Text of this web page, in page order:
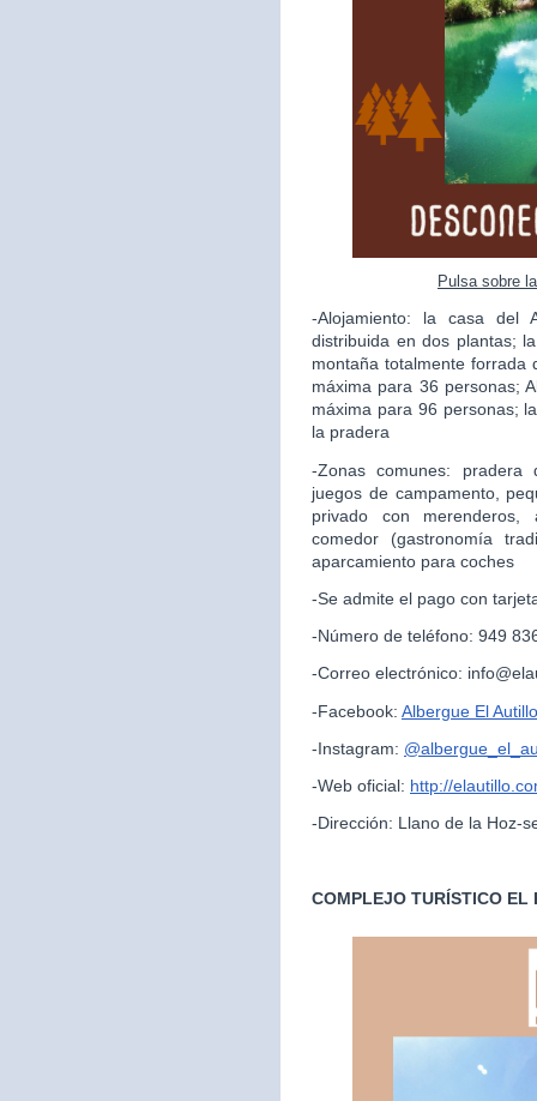
Pulsa sobre
-Alojamiento: la casa del
distribuida en dos plantas;
montaña totalmente forrada
máxima para 36 personas;
máxima para 96 personas;
la pradera
-Zonas comunes: pradera
juegos de campamento,
privado con merenderos,
comedor (gastronomía
aparcamiento para coches
-Se admite el pago con
-Número de teléfono: 949
-Correo electrónico:
-Facebook: Albergue El Autillo
-Instagram:
-Web oficial: http://
-Dirección: Llano de la Hoz-
COMPLEJO TURÍSTICO EL